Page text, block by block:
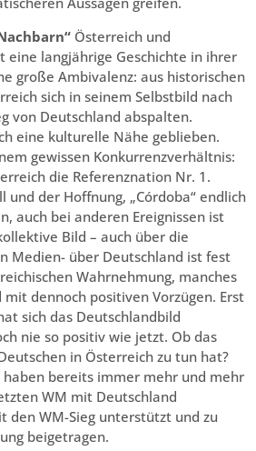
Österreich und
eine langjährige Geschichte in ihrer
große Ambivalenz: aus historischen
sich in seinem Selbstbild nach
von Deutschland abspalten.
eine kulturelle Nähe geblieben.
gewissen Konkurrenzverhältnis:
die Referenznation Nr. 1.
und der Hoffnung, „Córdoba“ endlich
auch bei anderen Ereignissen ist
Bild – auch über die
Medien- über Deutschland ist fest
Wahrnehmung, manches
dennoch positiven Vorzügen. Erst
sich das Deutschlandbild
nie so positiv wie jetzt. Ob das
in Österreich zu tun hat?
bereits immer mehr und mehr
WM mit Deutschland
den WM-Sieg unterstützt und zu
beigetragen.